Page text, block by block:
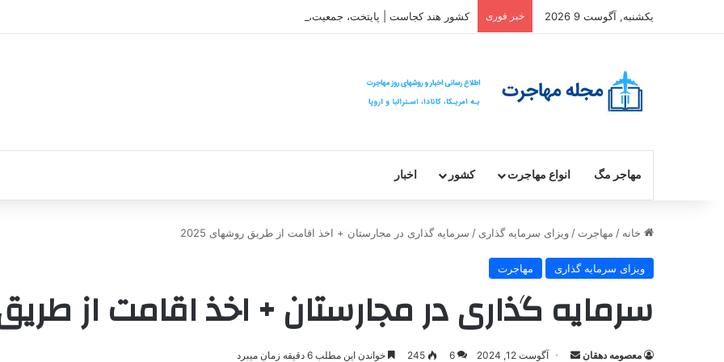
یکشنبه, آگوست 9 2026 خبر فوری کشور هند کجاست | پایتخت، جمعیت، آب و هوا و فرهنگ
مهاجر مگ انواع مهاجرت کشور اخبار
خانه / مهاجرت / ویزای سرمایه گذاری / سرمایه گذاری در مجارستان + اخذ اقامت از طریق روشهای 2025
ویزای سرمایه گذاری مهاجرت
سرمایه گذاری در مجارستان + اخذ اقامت از طریق
معصومه دهقان
ارسالآگوست 12, 2024 6
245 خواندن این مطلب 6 دقیقه زمان میبرد